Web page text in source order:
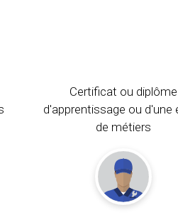
Certificat ou diplôme
d'apprentissage ou d'une
de métiers